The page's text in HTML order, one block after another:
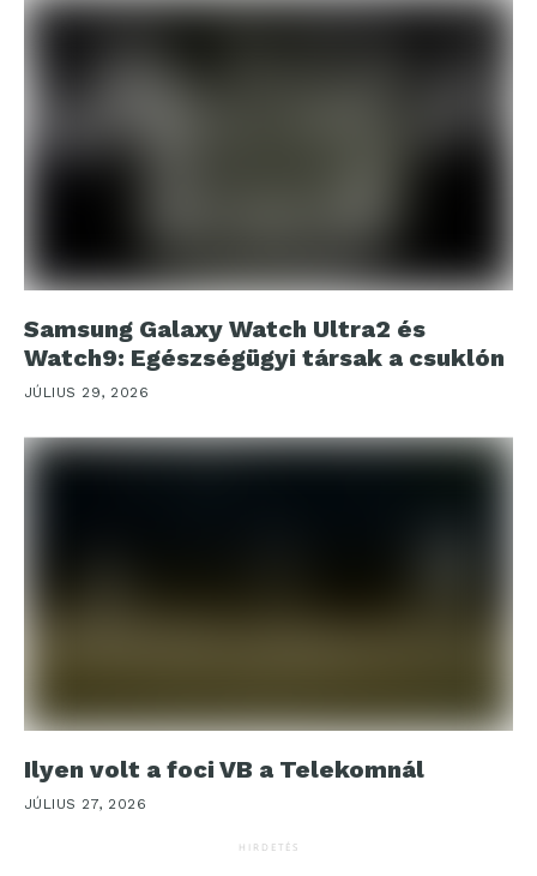
Samsung Galaxy Watch Ultra2 és
Watch9: Egészségügyi társak a csuklón
JÚLIUS 29, 2026
Ilyen volt a foci VB a Telekomnál
JÚLIUS 27, 2026
HIRDETÉS